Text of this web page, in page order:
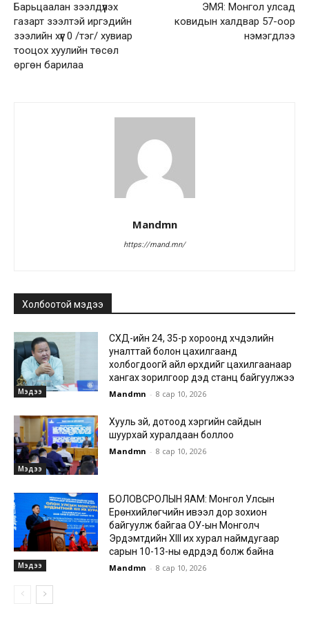
Барьцаалан зээлдүүлэх
газарт зээлтэй иргэдийн
зээлийн хүүг 0 /тэг/ хувиар
тооцох хуулийн төсөл
өргөн барилаа
ЭМЯ: Монгол улсад
ковидын халдвар 57-оор
нэмэгдлээ
Mandmn
https://mand.mn/
Холбоотой мэдээ
Мэдээ
СХД-ийн 24, 35-р хороонд хүчдэлийн
уналттай болон цахилгаанд
холбогдоогүй айл өрхүүдийг цахилгаанаар
хангах зорилгоор дэд станц байгуулжээ
Mandmn - 8 сар 10, 2026
Мэдээ
Хууль зүй, дотоод хэргийн сайдын
шуурхай хуралдаан боллоо
Mandmn - 8 сар 10, 2026
Мэдээ
БОЛОВСРОЛЫН ЯАМ: Монгол Улсын
Ерөнхийлөгчийн ивээл дор зохион
байгуулж байгаа ОУ-ын Монголч
Эрдэмтдийн XIII их хурал наймдугаар
сарын 10-13-ны өдрүүдэд болж байна
Mandmn - 8 сар 10, 2026